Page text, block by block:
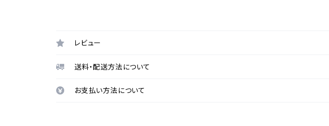
レビュー
送料・配送方法について
お支払い方法について